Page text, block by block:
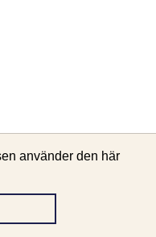
använder den här